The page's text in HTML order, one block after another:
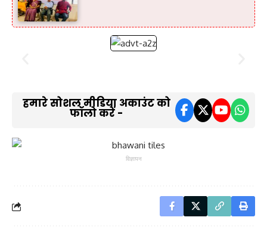
हमारे सोशल मीडिया अकाउंट को
फॉलो करें -
विज्ञापन